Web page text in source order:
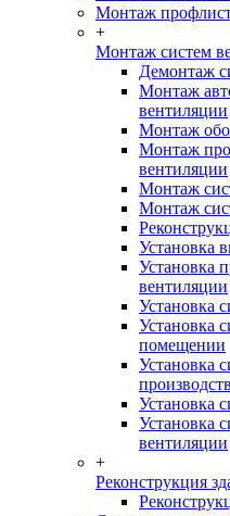
Монтаж
+
Монтаж систем
Демонтаж
Монтаж
вентиляции
Монтаж
Монтаж
вентиляции
Монтаж
Монтаж
Установка
Установка
вентиляции
Установка
Установка
помещении
Установка
Установка
Установка
вентиляции
+
Реконструкция